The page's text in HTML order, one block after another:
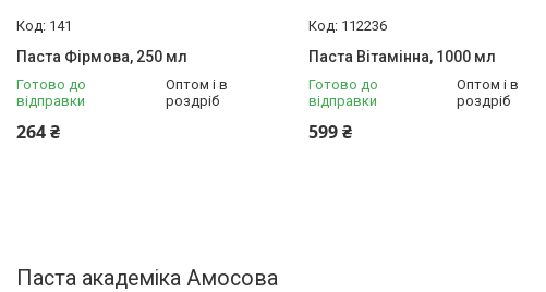
141
Паста Фірмова, 250 мл
Готово до
відправки
Оптом і в
роздріб
264 ₴
112236
Паста Вітамінна, 1000 мл
Готово до
відправки
Оптом і в
роздріб
599 ₴
Паста академіка Амосова